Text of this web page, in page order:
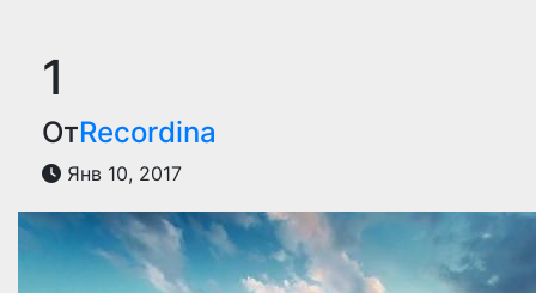
1
ОтRecordina
Янв 10, 2017